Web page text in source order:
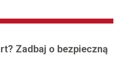
Zadbaj o bezpieczną